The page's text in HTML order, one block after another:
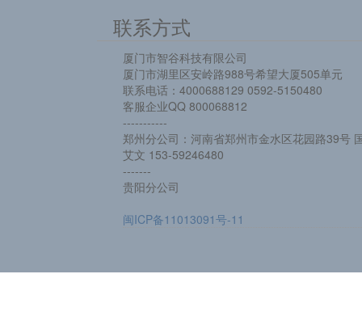
联系方式
厦门市智谷科技有限公司
厦门市湖里区安岭路988号希望大厦505单元
联系电话：4000688129 0592-5150480
客服企业QQ 800068812
-----------
郑州分公司：河南省郑州市金水区花园路39号
艾文 153-59246480
-------
贵阳分公司
闽ICP备11013091号-11